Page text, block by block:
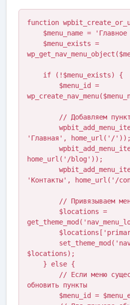
function
'Главная', home_url('/'));
home_url('/blog'));
'Контакты', home_url('/
$locations);
обновить пункты